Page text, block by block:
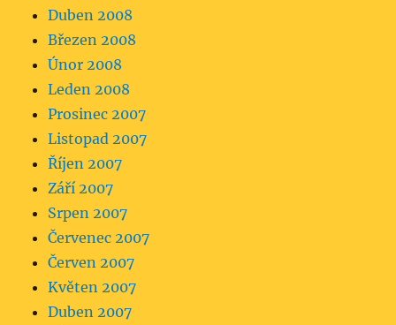
Duben 2008
Březen 2008
Únor 2008
Leden 2008
Prosinec 2007
Listopad 2007
Říjen 2007
Září 2007
Srpen 2007
Červenec 2007
Červen 2007
Květen 2007
Duben 2007